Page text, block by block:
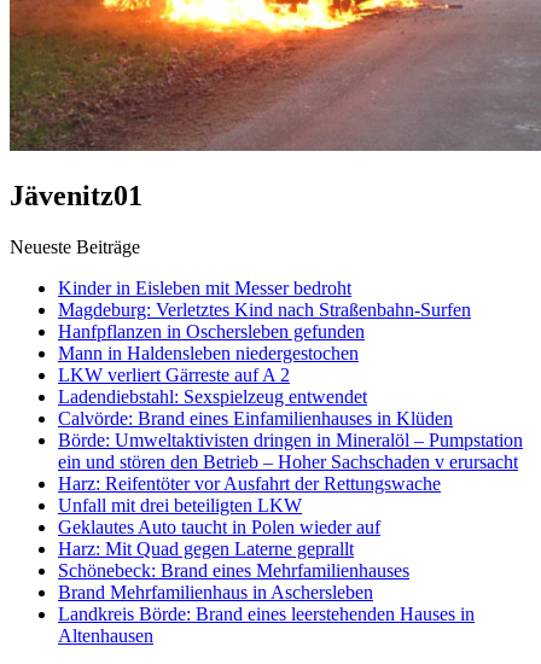
Jävenitz01
Neueste Beiträge
Kinder in Eisleben mit Messer bedroht
Magdeburg: Verletztes Kind nach Straßenbahn-Surfen
Hanfpflanzen in Oschersleben gefunden
Mann in Haldensleben niedergestochen
LKW verliert Gärreste auf A 2
Ladendiebstahl: Sexspielzeug entwendet
Calvörde: Brand eines Einfamilienhauses in Klüden
Börde: Umweltaktivisten dringen in Mineralöl – Pumpstation
ein und stören den Betrieb – Hoher Sachschaden v erursacht
Harz: Reifentöter vor Ausfahrt der Rettungswache
Unfall mit drei beteiligten LKW
Geklautes Auto taucht in Polen wieder auf
Harz: Mit Quad gegen Laterne geprallt
Schönebeck: Brand eines Mehrfamilienhauses
Brand Mehrfamilienhaus in Aschersleben
Landkreis Börde: Brand eines leerstehenden Hauses in
Altenhausen